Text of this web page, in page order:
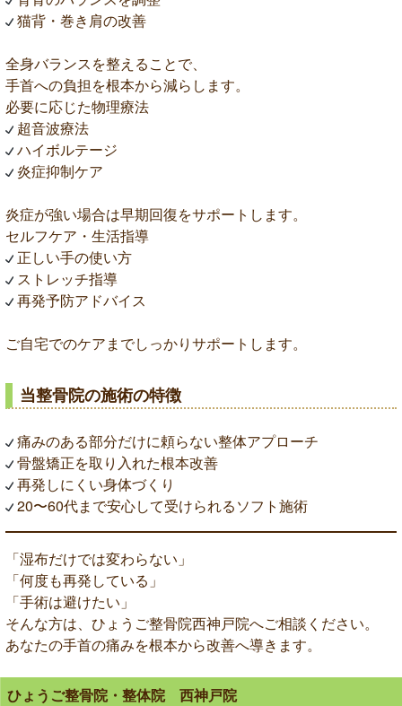
猫背・巻き肩の改善
全身バランスを整えることで、
手首への負担を根本から減らします。
必要に応じた物理療法
超音波療法
ハイボルテージ
炎症抑制ケア
炎症が強い場合は早期回復をサポートします。
セルフケア・生活指導
正しい手の使い方
ストレッチ指導
再発予防アドバイス
ご自宅でのケアまでしっかりサポートします。
当整骨院の施術の特徴
痛みのある部分だけに頼らない整体アプローチ
骨盤矯正を取り入れた根本改善
再発しにくい身体づくり
20〜60代まで安心して受けられるソフト施術
「湿布だけでは変わらない」
「何度も再発している」
「手術は避けたい」
そんな方は、ひょうご整骨院西神戸院へご相談ください。
あなたの手首の痛みを根本から改善へ導きます。
ひょうご整骨院・整体院 西神戸院